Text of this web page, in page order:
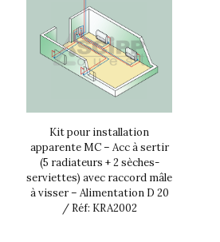
Kit pour installation
apparente MC – Acc à sertir
(5 radiateurs + 2 sèches-
serviettes) avec raccord mâle
à visser – Alimentation D 20
/ Réf: KRA2002